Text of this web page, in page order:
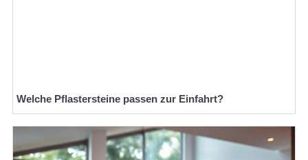
Welche Pflastersteine passen zur Einfahrt?